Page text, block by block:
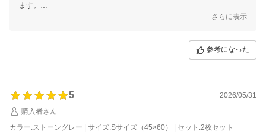
ます。
今後もより良い商品・サービスをご提供できるよう努めてまいります。
さらに表示
参考になった
5
2026/05/31
購入者さん
カラー:ストーングレー | サイズ:Sサイズ（45×60） | セット:2枚セット